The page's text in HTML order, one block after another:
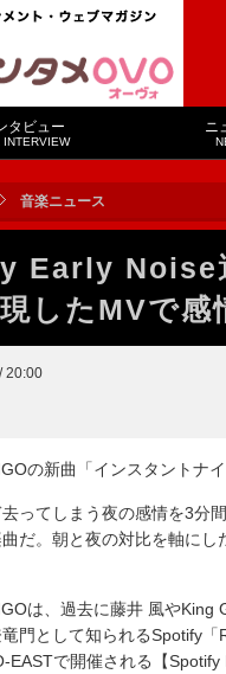
タビュー
INTERVIEW
ニ
音楽ニュース
Early Noise
したMVで感
20:00
の新曲「インスタントナ
ってしまう夜の感情を3分
だ。朝と夜の対比を軸に
は、過去に藤井 風やKing
門として知られるSpotify
EASTで開催される【Spotify